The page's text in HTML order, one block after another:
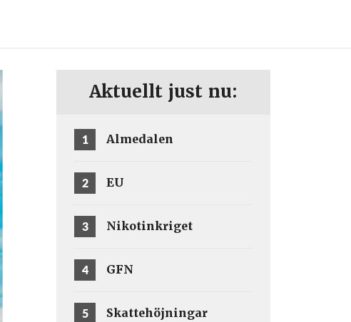
Aktuellt just nu:
1 Almedalen
2 EU
3 Nikotinkriget
4 GFN
5 Skattehöjningar